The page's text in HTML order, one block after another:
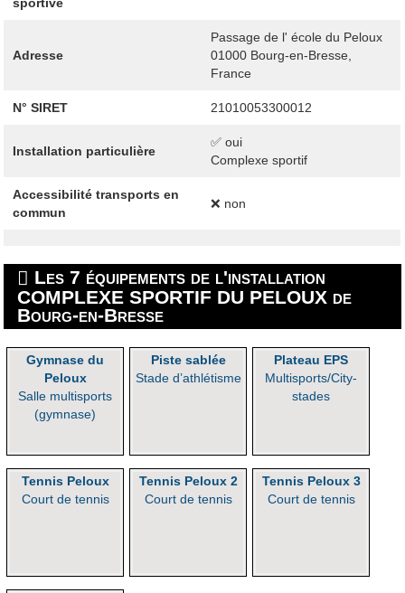
Adresse
Passage de l' école du Peloux
01000 Bourg-en-Bresse,
France
N° SIRET 21010053300012
Installation particulière
✅ oui
Complexe sportif
Accessibilité transports en
commun
❌ non
Les 7 équipements de l'installation
COMPLEXE SPORTIF DU PELOUX de
Bourg-en-Bresse
Gymnase du
Peloux
Salle multisports
(gymnase)
Piste sablée
Stade d’athlétisme
Plateau EPS
Multisports/City-
stades
Tennis Peloux
Court de tennis
Tennis Peloux 2
Court de tennis
Tennis Peloux 3
Court de tennis